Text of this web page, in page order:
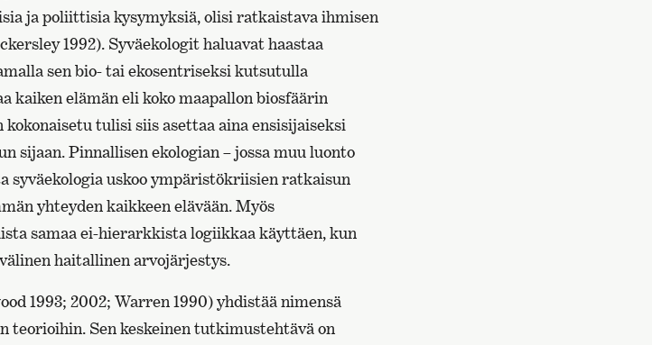
ja poliittisia kysymyksiä, olisi ratkaistava ihmisen
1992). Syväekologit haluavat haastaa
sen bio- tai ekosentriseksi kutsutulla
kaiken elämän eli koko maapallon biosfäärin
tulisi siis asettaa aina ensisijaiseksi
sijaan. Pinnallisen ekologian – jossa muu luonto
syväekologia uskoo ympäristökriisien ratkaisun
yhteyden kaikkeen elävään. Myös
samaa ei-hierarkkista logiikkaa käyttäen, kun
haitallinen arvojärjestys.
1993; 2002; Warren 1990) yhdistää nimensä
Sen keskeinen tutkimustehtävä on